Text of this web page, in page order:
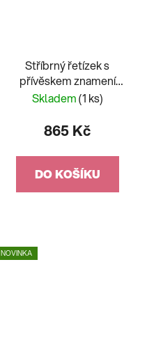
Stříbrný řetízek s
přívěskem znamení
BLÍŽENCI
Skladem(1 ks)
865 Kč
DO KOŠÍKU
NOVINKA